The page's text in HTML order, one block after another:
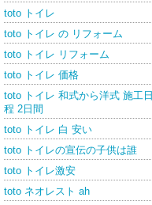
toto トイレ
toto トイレ の リフォーム
toto トイレ リフォーム
toto トイレ 価格
toto トイレ 和式から洋式 施工日
程 2日間
toto トイレ 白 安い
toto トイレの宣伝の子供は誰
toto トイレ激安
toto ネオレスト ah